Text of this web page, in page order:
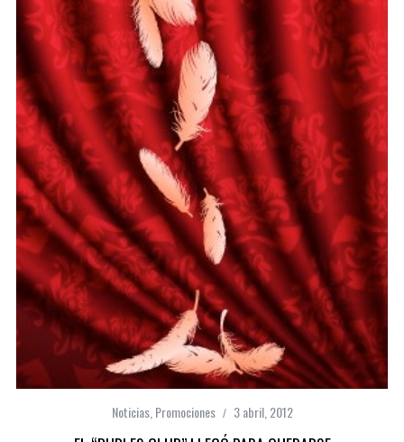
Noticias,Promociones 3 abril, 2012